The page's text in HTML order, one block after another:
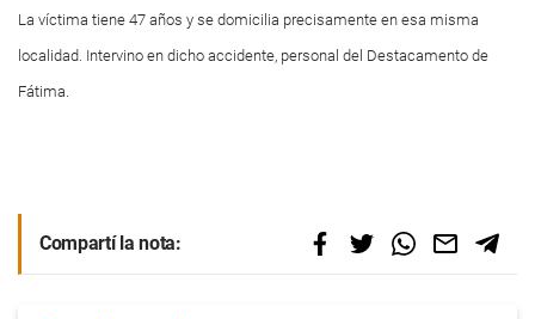
La víctima tiene 47 años y se domicilia precisamente en esa misma
localidad. Intervino en dicho accidente, personal del Destacamento de
Fátima.
Compartí la nota: